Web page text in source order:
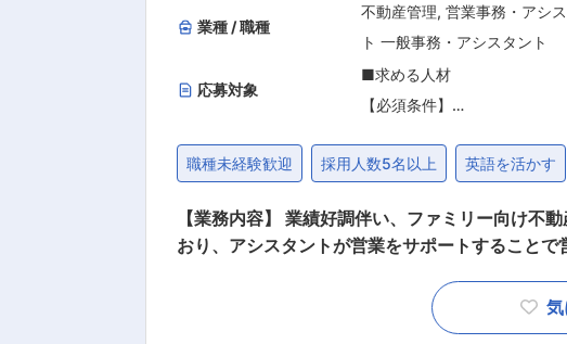
【求める人物像】
■チームでの仕事に共感いた
方
■不動産業界に興味をお持ち
■広報に興味をお持ちの方
高校
業種 / 職種
不動産管理, 営業事務・アシ
ト 一般事務・アシスタント
応募対象
■求める人材
【必須条件】
■基本的なPCスキルをお持ち
【歓迎条件】
■既卒・第二新卒の方
【求める人物像】
職種未経験歓迎 採用人数5名以上 英語を活かす
【業務内容】 業績好調伴い、ファミリー向け不
おり、アシスタントが営業をサポートすることで営業が
産会社にはない取り組みや仕組みで成長を遂げ